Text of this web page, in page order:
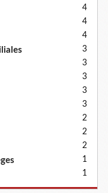
4
4
4
3
3
3
3
3
2
2
2
1
1